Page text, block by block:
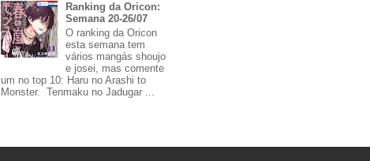
Ranking da Oricon:
Semana 20-26/07
O ranking da Oricon
esta semana tem
vários mangás shoujo
e josei, mas comente
um no top 10: Haru no Arashi to
Monster. Tenmaku no Jadugar ...